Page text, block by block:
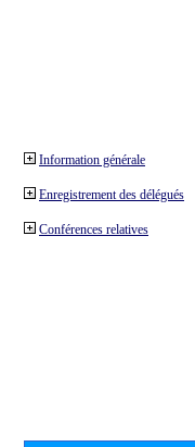
Information générale
Enregistrement des délégués
Conférences relatives